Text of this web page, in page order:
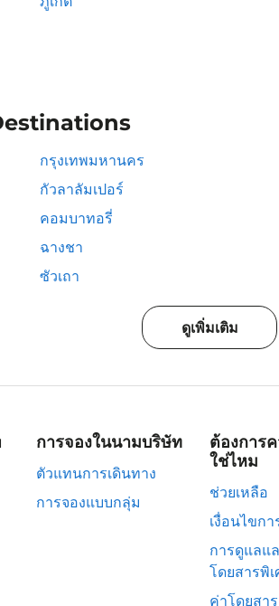
กรุงเทพมหานคร
กัวลาลัมเปอร์
คอมบาทอรี่
ฉางชา
ซัวเถา
ดูเพิ่มเติม
การจองในนามบริษัท
ตัวแทนการเดินทาง
การจองแบบกลุ่ม
ต้องการ
ใช่ไหม
ช่วยเหลือ
เงื่อนไขก
การดูแลแ
โดยสารพิ
ค่าโดยสา